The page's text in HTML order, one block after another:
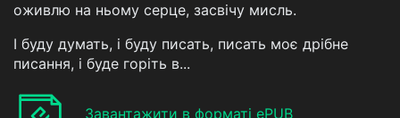
оживлю на ньому серце, засвічу мисль.
І буду думать, і буду писать, писать моє дрібне
писання, і буде горіть в...
Завантажити в форматі ePUB